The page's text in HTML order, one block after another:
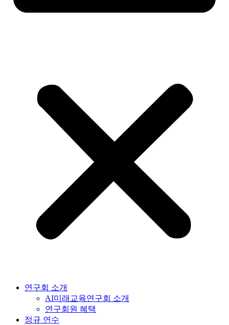
연구회 소개
AI미래교육연구회 소개
연구회원 혜택
정규 연수